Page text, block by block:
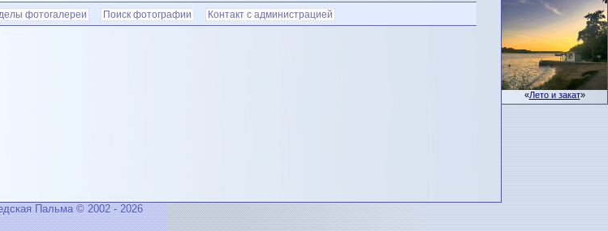
«Лето и закат»
фотогалереи Поиск фотографии Контакт с администрацией
Пальма © 2002 - 2026